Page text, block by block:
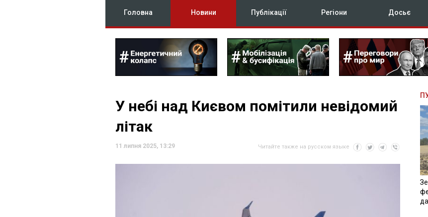
Головна Новини Публікації Регіони Досьє
У небі над Києвом помітили невідомий
літак
11 липня 2025, 13:29 Читайте также на русском языке